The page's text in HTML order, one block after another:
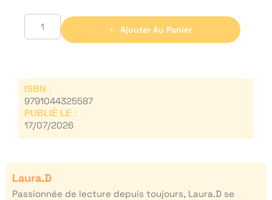
Ajouter Au Panier
ISBN :
9791044325587
PUBLIÉ LE :
17/07/2026
Laura.D
Passionnée de lecture depuis toujours, Laura.D se